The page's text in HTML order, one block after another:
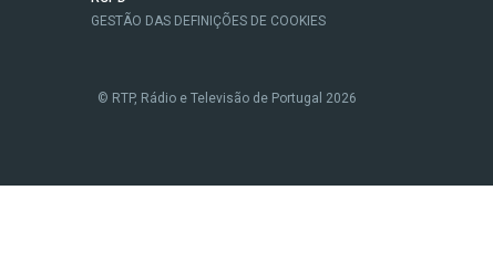
GESTÃO DAS DEFINIÇÕES DE COOKIES
© RTP, Rádio e Televisão de Portugal 2026